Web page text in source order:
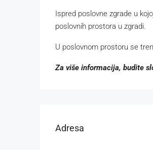
Ispred poslovne zgrade u
poslovnih prostora u zgradi.
U poslovnom prostoru se
Za više informacija, budite
Adresa